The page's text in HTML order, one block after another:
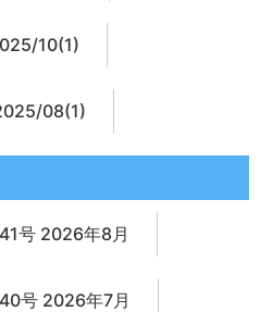
10(1)
08(1)
号 2026年8月
号 2026年7月